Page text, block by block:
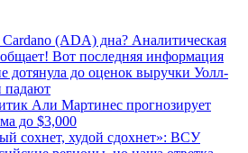
Cardano (ADA) дна? Аналитическая
Вот последняя информация
дотянула до оценок выручки Уолл-
падают
Али Мартинес прогнозирует
до $3,000
сохнет, худой сдохнет»: ВСУ